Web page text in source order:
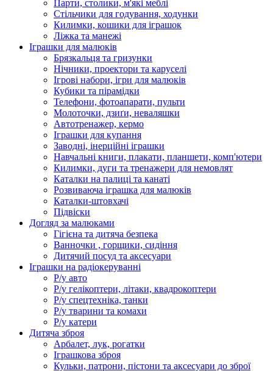
Парти, столики, м'які меблі
Стільчики для годування, ходунки
Килимки, кошики для іграшок
Ліжка та манежі
Іграшки для малюків
Брязкальця та гризунки
Нічники, проектори та каруселі
Ігрові набори, ігри для малюків
Кубики та пірамідки
Телефони, фотоапарати, пульти
Молоточки, дзиґи, неваляшки
Автотренажер, кермо
Іграшки для купання
Заводні, інерційні іграшки
Навчальні книги, плакати, планшети, комп'ютери
Килимки, дуги та тренажери для немовлят
Каталки на палиці та канаті
Розвиваюча іграшка для малюків
Каталки-штовхачі
Підвіски
Догляд за малюками
Гігієна та дитяча безпека
Ванночки , горщики, сидіння
Дитячий посуд та аксесуари
Іграшки на радіокеруванні
Р/у авто
Р/у гелікоптери, літаки, квадрокоптери
Р/у спецтехніка, танки
Р/у тварини та комахи
Р/у катери
Дитяча зброя
Арбалет, лук, рогатки
Іграшкова зброя
Кульки, патрони, пістони та аксесуари до зброї